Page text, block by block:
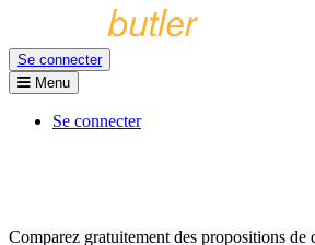
Se connecter
Menu
Se connecter
Comparez gratuitement des propositions de